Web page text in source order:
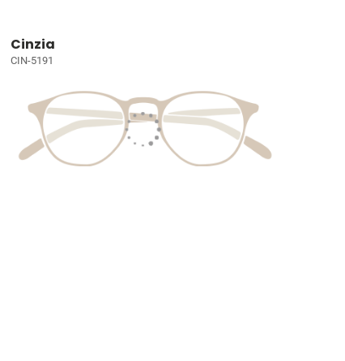
Cinzia
CIN-5191